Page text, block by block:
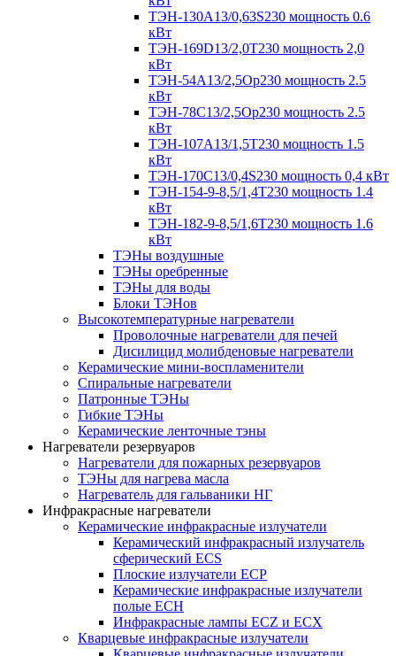
ТЭН-130А13/0,63S230 мощность 0.6
кВт
ТЭН-169D13/2,0T230 мощность 2,0
кВт
ТЭН-54А13/2,5Ор230 мощность 2.5
кВт
ТЭН-78С13/2,5Ор230 мощность 2.5
кВт
ТЭН-107А13/1,5Т230 мощность 1.5
кВт
ТЭН-170C13/0,4S230 мощность 0,4 кВт
ТЭН-154-9-8,5/1,4Т230 мощность 1.4
кВт
ТЭН-182-9-8,5/1,6Т230 мощность 1.6
кВт
ТЭНы воздушные
ТЭНы оребренные
ТЭНы для воды
Блоки ТЭНов
Высокотемпературные нагреватели
Проволочные нагреватели для печей
Дисилицид молибденовые нагреватели
Керамические мини-воспламенители
Спиральные нагреватели
Патронные ТЭНы
Гибкие ТЭНы
Керамические ленточные тэны
Нагреватели резервуаров
Нагреватели для пожарных резервуаров
ТЭНы для нагрева масла
Нагреватель для гальваники НГ
Инфракрасные нагреватели
Керамические инфракрасные излучатели
Керамический инфракрасный излучатель
сферический ECS
Плоские излучатели ECP
Керамические инфракрасные излучатели
полые ECH
Инфракрасные лампы ECZ и ECX
Кварцевые инфракрасные излучатели